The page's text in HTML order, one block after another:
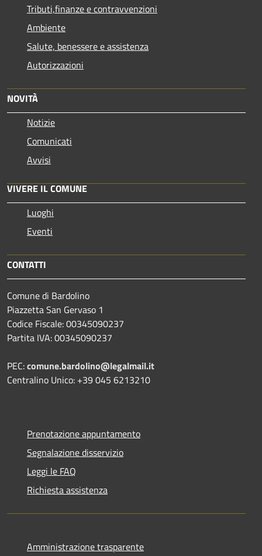
Tributi,finanze e contravvenzioni
Ambiente
Salute, benessere e assistenza
Autorizzazioni
NOVITÀ
Notizie
Comunicati
Avvisi
VIVERE IL COMUNE
Luoghi
Eventi
CONTATTI
Comune di Bardolino
Piazzetta San Gervaso 1
Codice Fiscale: 00345090237
Partita IVA: 00345090237
PEC:comune.bardolino@legalmail.it
Centralino Unico: +39 045 6213210
Prenotazione appuntamento
Segnalazione disservizio
Leggi le FAQ
Richiesta assistenza
Amministrazione trasparente